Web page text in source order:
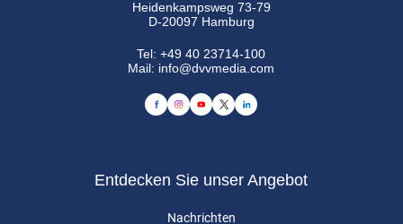
Heidenkampsweg 73-79
D-20097 Hamburg
Tel:+49 40 23714-100
Mail: info@dvvmedia.com
Entdecken Sie unser Angebot
Nachrichten